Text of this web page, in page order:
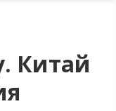
Китай